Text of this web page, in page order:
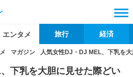
エンタメ 旅行 経済
マガジン 人気女性DJ・DJ MEL、下乳を
下乳を大胆に見せた際どい